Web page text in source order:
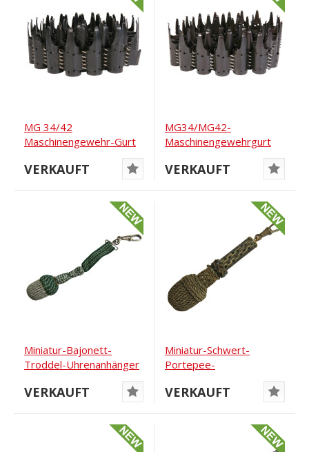
MG 34/42
Maschinengewehr-Gurt
VERKAUFT
MG34/MG42-
Maschinengewehrgurt
VERKAUFT
Miniatur-Bajonett-
Troddel-Uhrenanhänger
VERKAUFT
Miniatur-Schwert-
Portepee-
VERKAUFT